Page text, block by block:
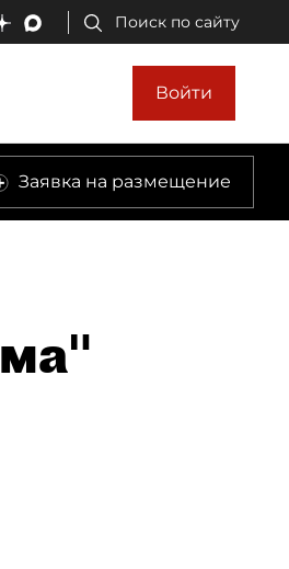
Поиск по сайту
Войти
Заявка на размещение